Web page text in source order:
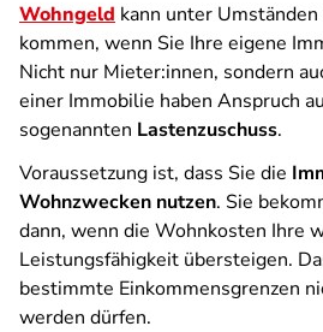
Wohngeld kann unter Umständen
kommen, wenn Sie Ihre eigene
Nicht nur Mieter:innen, sondern
einer Immobilie haben Anspruch
sogenannten Lastenzuschuss.
Voraussetzung ist, dass Sie die
Wohnzwecken nutzen. Sie
dann, wenn die Wohnkosten Ihre
Leistungsfähigkeit übersteigen.
bestimmte Einkommensgrenzen
werden dürfen.